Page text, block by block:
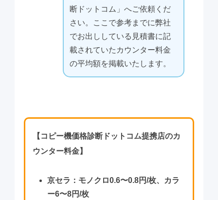
断ドットコム」へご依頼くだ
さい。ここで参考までに弊社
でお出ししている見積書に記
載されていたカウンター料金
の平均額を掲載いたします。
【コピー機価格診断ドットコム提携店のカ
ウンター料金】
京セラ：モノクロ0.6〜0.8円/枚、カラ
ー6〜8円/枚